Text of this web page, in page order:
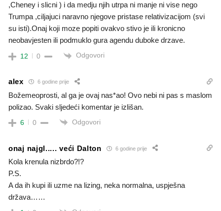
,Cheney i slicni ) i da medju njih utrpa ni manje ni vise nego
Trumpa ,ciljajuci naravno njegove pristase relativizacijom (svi
su isti).Onaj koji moze popiti ovakvo stivo je ili kronicno
neobavjesten ili podmuklo gura agendu duboke drzave.
12 0 Odgovori
alex 6 godine prije
Božemeoprosti, al ga je ovaj nas*ao! Ovo nebi ni pas s maslom
polizao. Svaki sljedeći komentar je izlišan.
6 0 Odgovori
onaj najgl..... veći Dalton 6 godine prije
Kola krenula nizbrdo?!?
P.S.
A da ih kupi ili uzme na lizing, neka normalna, uspješna
država……